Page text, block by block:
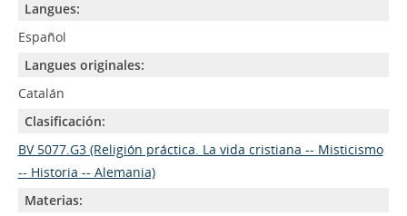
Langues:
Español
Langues originales:
Catalán
Clasificación:
BV 5077.G3 (Religión práctica. La vida cristiana -- Misticismo
-- Historia -- Alemania)
Materias: